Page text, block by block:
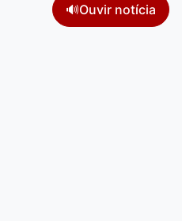
🔊Ouvir notícia